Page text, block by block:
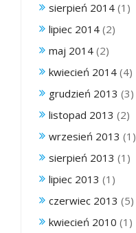
sierpień 2014 (1)
lipiec 2014 (2)
maj 2014 (2)
kwiecień 2014 (4)
grudzień 2013 (3)
listopad 2013 (2)
wrzesień 2013 (1)
sierpień 2013 (1)
lipiec 2013 (1)
czerwiec 2013 (5)
kwiecień 2010 (1)